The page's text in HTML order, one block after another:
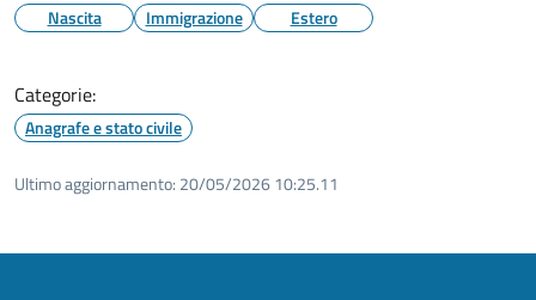
Nascita Immigrazione Estero
Categorie:
Anagrafe e stato civile
Ultimo aggiornamento: 20/05/2026 10:25.11